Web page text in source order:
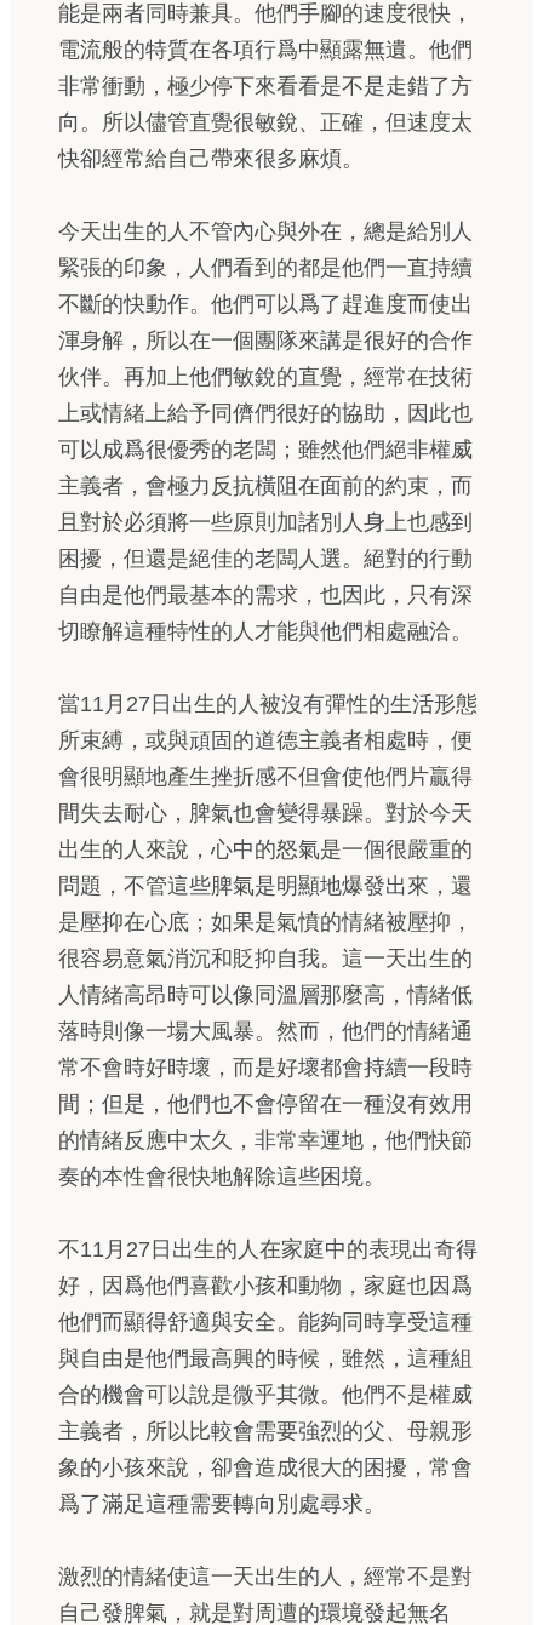
能是兩者同時兼具。他們手腳的速度很快，
電流般的特質在各項行爲中顯露無遺。他們
非常衝動，極少停下來看看是不是走錯了方
向。所以儘管直覺很敏銳、正確，但速度太
快卻經常給自己帶來很多麻煩。
今天出生的人不管內心與外在，總是給別人
緊張的印象，人們看到的都是他們一直持續
不斷的快動作。他們可以爲了趕進度而使出
渾身解，所以在一個團隊來講是很好的合作
伙伴。再加上他們敏銳的直覺，經常在技術
上或情緒上給予同儕們很好的協助，因此也
可以成爲很優秀的老闆；雖然他們絕非權威
主義者，會極力反抗橫阻在面前的約束，而
且對於必須將一些原則加諸別人身上也感到
困擾，但還是絕佳的老闆人選。絕對的行動
自由是他們最基本的需求，也因此，只有深
切瞭解這種特性的人才能與他們相處融洽。
當11月27日出生的人被沒有彈性的生活形態
所束縛，或與頑固的道德主義者相處時，便
會很明顯地產生挫折感不但會使他們片贏得
間失去耐心，脾氣也會變得暴躁。對於今天
出生的人來說，心中的怒氣是一個很嚴重的
問題，不管這些脾氣是明顯地爆發出來，還
是壓抑在心底；如果是氣憤的情緒被壓抑，
很容易意氣消沉和貶抑自我。這一天出生的
人情緒高昂時可以像同溫層那麼高，情緒低
落時則像一場大風暴。然而，他們的情緒通
常不會時好時壞，而是好壞都會持續一段時
間；但是，他們也不會停留在一種沒有效用
的情緒反應中太久，非常幸運地，他們快節
奏的本性會很快地解除這些困境。
不11月27日出生的人在家庭中的表現出奇得
好，因爲他們喜歡小孩和動物，家庭也因爲
他們而顯得舒適與安全。能夠同時享受這種
與自由是他們最高興的時候，雖然，這種組
合的機會可以說是微乎其微。他們不是權威
主義者，所以比較會需要強烈的父、母親形
象的小孩來說，卻會造成很大的困擾，常會
爲了滿足這種需要轉向別處尋求。
激烈的情緒使這一天出生的人，經常不是對
自己發脾氣，就是對周遭的環境發起無名